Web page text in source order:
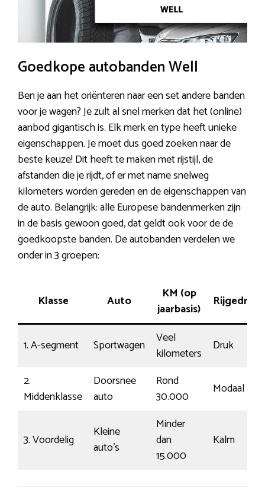
Goedkope autobanden Well
Ben je aan het oriënteren naar een set andere banden
voor je wagen? Je zult al snel merken dat het (online)
aanbod gigantisch is. Elk merk en type heeft unieke
eigenschappen. Je moet dus goed zoeken naar de
beste keuze! Dit heeft te maken met rijstijl, de
afstanden die je rijdt, of er met name snelweg
kilometers worden gereden en de eigenschappen van
de auto. Belangrijk: alle Europese bandenmerken zijn
in de basis gewoon goed, dat geldt ook voor de de
goedkoopste banden. De autobanden verdelen we
onder in 3 groepen:
Klasse Auto
KM (op
jaarbasis)
Rijgedrag
1. A-segment Sportwagen
Veel
kilometers
Druk
2.
Middenklasse
Doorsnee
auto
Rond
30.000
Modaal
3. Voordelig
Kleine
auto’s
Minder
dan
15.000
Kalm